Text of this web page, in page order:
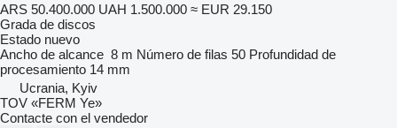
ARS 50.400.000 UAH 1.500.000 ≈ EUR 29.150
Grada de discos
Estado nuevo
Ancho de alcance 8 m Número de filas 50 Profundidad de
procesamiento 14 mm
Ucrania, Kyiv
TOV «FERM Ye»
Contacte con el vendedor